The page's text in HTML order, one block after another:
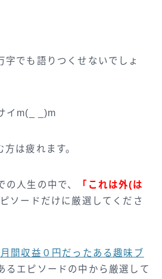
字でも語りつくせないでしょ
イm(_ _)m
は疲れます。
の人生の中で、
「これは外(は
ソードだけに厳選してくださ
間収益０円だったある趣味ブ
るエピソードの中から厳選して